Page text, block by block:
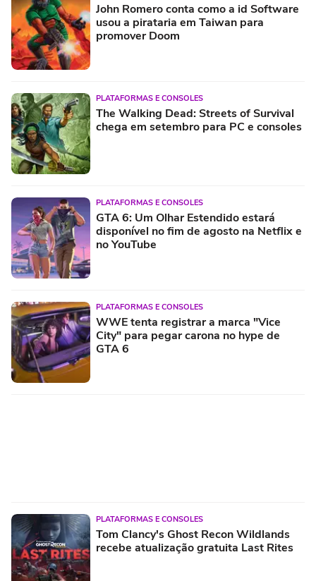
John Romero conta como a id Software
usou a pirataria em Taiwan para
promover Doom
PLATAFORMAS E CONSOLES
The Walking Dead: Streets of Survival
chega em setembro para PC e consoles
PLATAFORMAS E CONSOLES
GTA 6: Um Olhar Estendido estará
disponível no fim de agosto na Netflix e
no YouTube
PLATAFORMAS E CONSOLES
WWE tenta registrar a marca "Vice
City" para pegar carona no hype de
GTA 6
PLATAFORMAS E CONSOLES
Tom Clancy's Ghost Recon Wildlands
recebe atualização gratuita Last Rites